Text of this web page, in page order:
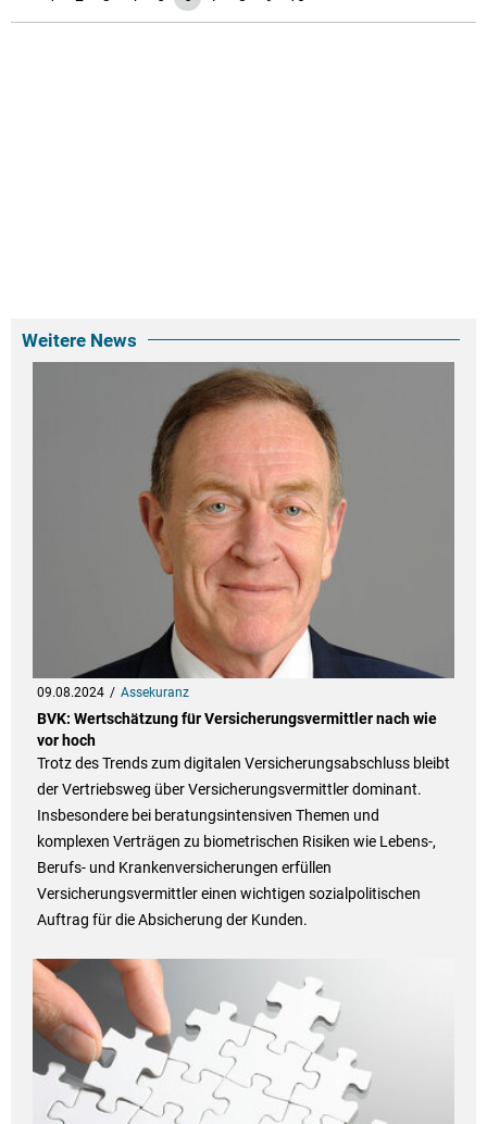
Weitere News
09.08.2024 Assekuranz
BVK: Wertschätzung für Versicherungsvermittler nach wie
vor hoch
Trotz des Trends zum digitalen Versicherungsabschluss bleibt
der Vertriebsweg über Versicherungsvermittler dominant.
Insbesondere bei beratungsintensiven Themen und
komplexen Verträgen zu biometrischen Risiken wie Lebens-,
Berufs- und Krankenversicherungen erfüllen
Versicherungsvermittler einen wichtigen sozialpolitischen
Auftrag für die Absicherung der Kunden.